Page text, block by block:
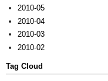
2010-05
2010-04
2010-03
2010-02
Tag Cloud